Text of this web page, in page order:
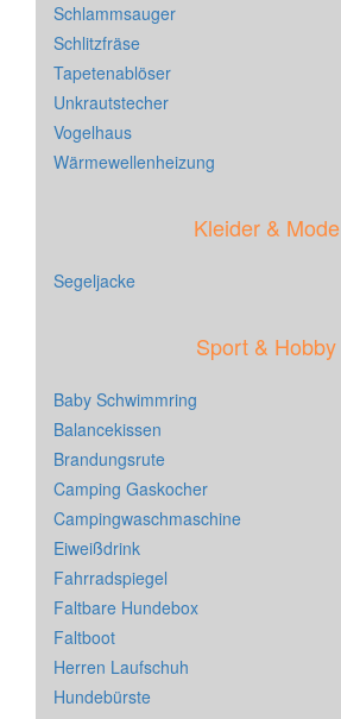
Schlammsauger
Schlitzfräse
Tapetenablöser
Unkrautstecher
Vogelhaus
Wärmewellenheizung
Kleider & Mode
Segeljacke
Sport & Hobby
Baby Schwimmring
Balancekissen
Brandungsrute
Camping Gaskocher
Campingwaschmaschine
Eiweißdrink
Fahrradspiegel
Faltbare Hundebox
Faltboot
Herren Laufschuh
Hundebürste